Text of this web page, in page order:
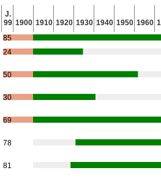
J.
99 1900 1910 1920 1930 1940 1950 1960
85
24
50
30
69
78
81